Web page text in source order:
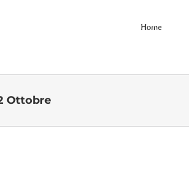
Home
Ottobre